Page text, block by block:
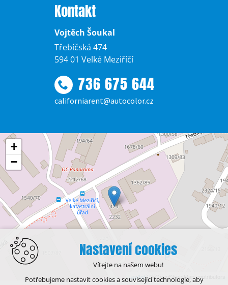
Kontakt
Vojtěch Šoukal
Třebíčská 474
594 01 Velké Meziříčí
736 675 644
californiarent@autocolor.cz
+
−
Leaflet | © OpenStreetMap contributors
Nastavení cookies
Vítejte na našem webu!
Potřebujeme nastavit cookies a související technologie, aby